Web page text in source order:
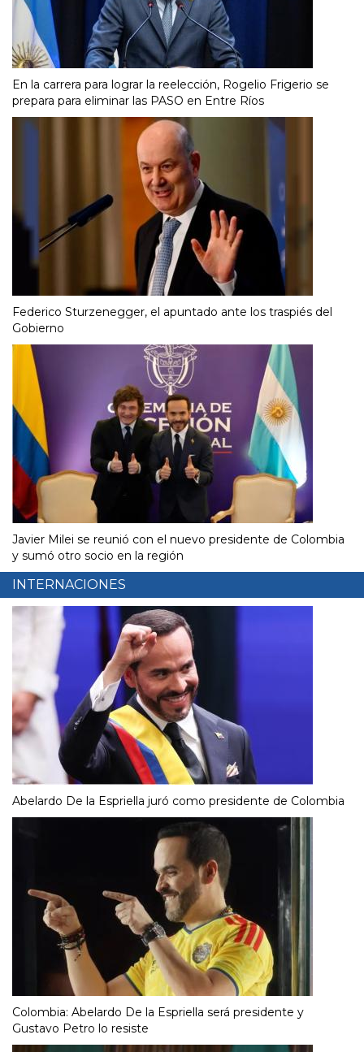
En la carrera para lograr la reelección, Rogelio Frigerio se
prepara para eliminar las PASO en Entre Ríos
Federico Sturzenegger, el apuntado ante los traspiés del
Gobierno
Javier Milei se reunió con el nuevo presidente de Colombia
y sumó otro socio en la región
INTERNACIONES
Abelardo De la Espriella juró como presidente de Colombia
Colombia: Abelardo De la Espriella será presidente y
Gustavo Petro lo resiste